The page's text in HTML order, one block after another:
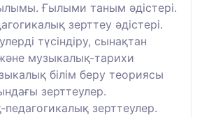
Ғылыми таным әдістері.
зерттеу әдістері.
түсіндіру, сынақтан
музыкалық-тарихи
білім беру теориясы
зерттеулер.
зерттеулер.